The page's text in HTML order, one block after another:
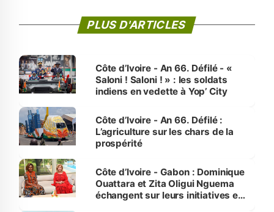
PLUS D'ARTICLES
Côte d’Ivoire - An 66. Défilé - «
Saloni ! Saloni ! » : les soldats
indiens en vedette à Yop’ City
Côte d’Ivoire - An 66. Défilé :
L’agriculture sur les chars de la
prospérité
Côte d’Ivoire - Gabon : Dominique
Ouattara et Zita Oligui Nguema
échangent sur leurs initiatives en